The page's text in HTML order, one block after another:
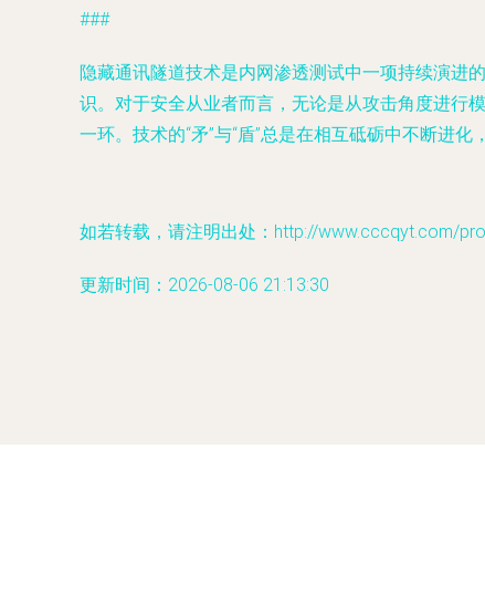
###
隐藏通讯隧道技术是内网渗透测试中一项持续演进
识。对于安全从业者而言，无论是从攻击角度进行
一环。技术的“矛”与“盾”总是在相互砥砺中不断进化
如若转载，请注明出处：http://www.cccqyt.com/
更新时间：2026-08-06 21:13:30